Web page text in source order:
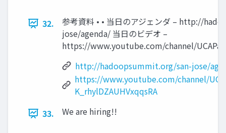
32.
参考資料 • • 当日のアジェンダ – http://
jose/agenda/ 当日のビデオ –
https://www.youtube.com/channel/
http://hadoopsummit.org/san-jose/
https://www.youtube.com/channel/
K_rhylDZAUHVxqqsRA
33.
We are hiring!!